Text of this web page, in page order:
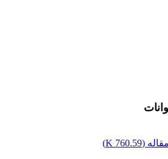
(
760.59 K
)